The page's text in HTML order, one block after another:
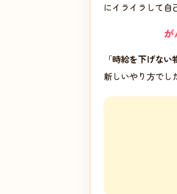
にイライラして自
「時給を下げない
新しいやり方でし